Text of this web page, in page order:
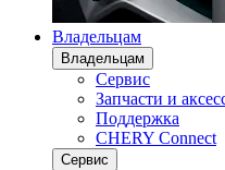
Владельцам
Владельцам
Сервис
Запчасти и
Поддержка
CHERY Connect
Сервис